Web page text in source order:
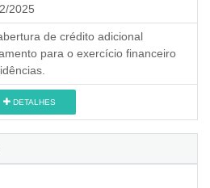
2025
de crédito adicional
para o exercício financeiro
DETALHES